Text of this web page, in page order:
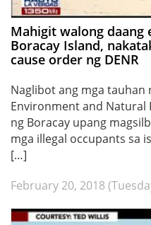
Mahigit walong daang
Boracay Island,
cause order ng DENR
Naglibot ang mga
Environment and Natural
ng Boracay upang
mga illegal occupants sa
[…]
February 20, 2018